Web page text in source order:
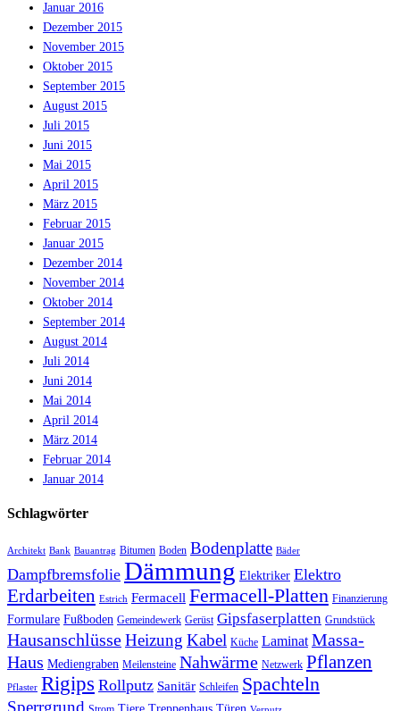
Januar 2016
Dezember 2015
November 2015
Oktober 2015
September 2015
August 2015
Juli 2015
Juni 2015
Mai 2015
April 2015
März 2015
Februar 2015
Januar 2015
Dezember 2014
November 2014
Oktober 2014
September 2014
August 2014
Juli 2014
Juni 2014
Mai 2014
April 2014
März 2014
Februar 2014
Januar 2014
Schlagwörter
Architekt Bank Bauantrag Bitumen Boden Bodenplatte Bäder
Dampfbremsfolie Dämmung Elektriker Elektro
Erdarbeiten Estrich Fermacell Fermacell-Platten Finanzierung
Formulare Fußboden Gemeindewerk Gerüst Gipsfaserplatten Grundstück
HausanschlüsseHeizung Kabel Küche Laminat Massa-
Haus Mediengraben Meilensteine Nahwärme Netzwerk Pflanzen
Pflaster Rigips Rollputz Sanitär Schleifen Spachteln
Sperrgrund